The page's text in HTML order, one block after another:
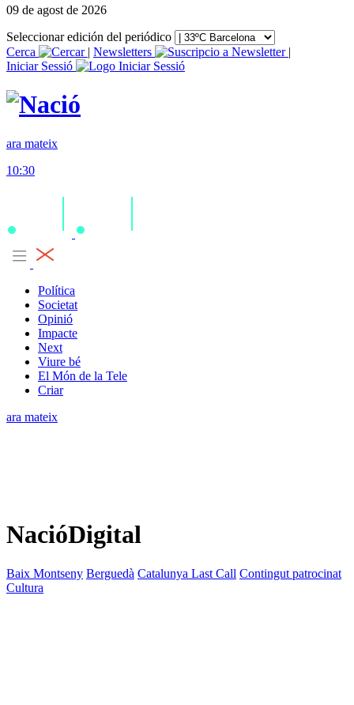
09 de agost de 2026
Seleccionar edición del periódico
Cerca
| Newsletters
|
Iniciar Sessió
ara mateix
10:30
Política
Societat
Opinió
Impacte
Next
Viure bé
El Món de la Tele
Criar
ara mateix
NacióDigital
Baix Montseny Berguedà Catalunya Last Call Contingut patrocinat
Cultura